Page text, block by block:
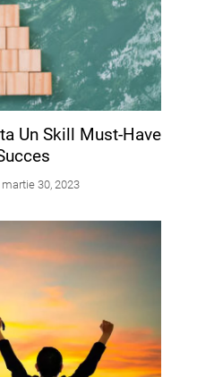
Un Skill Must-Have
martie 30, 2023